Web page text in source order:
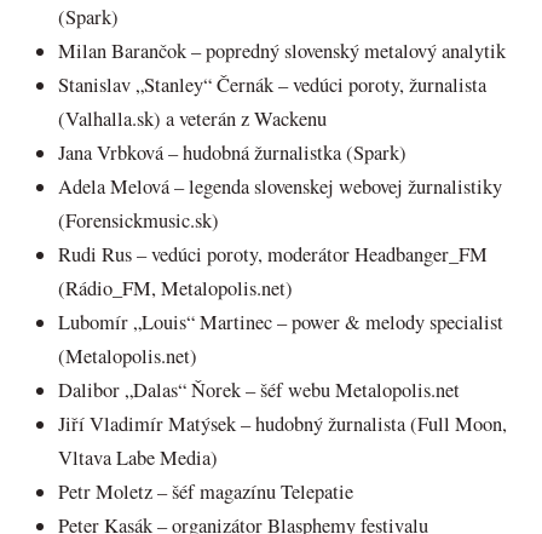
(Spark)
Milan Barančok – popredný slovenský metalový analytik
Stanislav „Stanley“ Černák – vedúci poroty, žurnalista
(Valhalla.sk) a veterán z Wackenu
Jana Vrbková – hudobná žurnalistka (Spark)
Adela Melová – legenda slovenskej webovej žurnalistiky
(Forensickmusic.sk)
Rudi Rus – vedúci poroty, moderátor Headbanger_FM
(Rádio_FM, Metalopolis.net)
Lubomír „Louis“ Martinec – power & melody specialist
(Metalopolis.net)
Dalibor „Dalas“ Ňorek – šéf webu Metalopolis.net
Jiří Vladimír Matýsek – hudobný žurnalista (Full Moon,
Vltava Labe Media)
Petr Moletz – šéf magazínu Telepatie
Peter Kasák – organizátor Blasphemy festivalu